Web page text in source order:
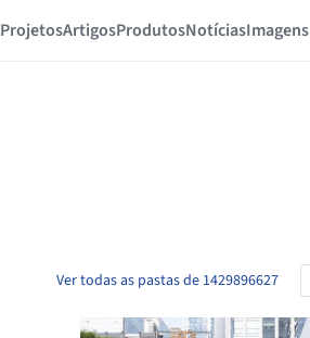
ProjetosArtigosProdutosNotíciasImagens
Ver todas as pastas de 1429896627